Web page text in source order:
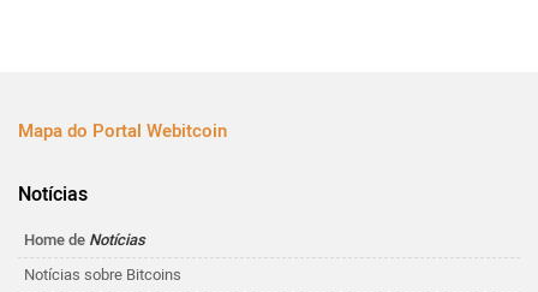
Mapa do Portal Webitcoin
Notícias
Home de Notícias
Notícias sobre Bitcoins